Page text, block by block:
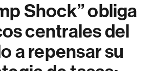
Shock” obliga
centrales del
a repensar su